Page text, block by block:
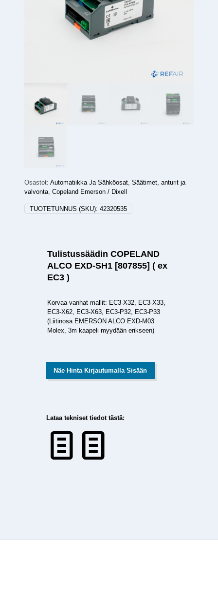
Osastot: Automatiikka Ja Sähköosat, Säätimet, anturit ja
valvonta, Copeland Emerson / Dixell
TUOTETUNNUS (SKU): 42320535
Tulistussäädin COPELAND
ALCO EXD-SH1 [807855] ( ex
EC3 )
Korvaa vanhat mallit: EC3-X32, EC3-X33,
EC3-X62, EC3-X63, EC3-P32, EC3-P33
(Liitinosa EMERSON ALCO EXD-M03
Molex, 3m kaapeli myydään erikseen)
Näe Hinta Kirjautumalla Sisään
Lataa tekniset tiedot tästä: